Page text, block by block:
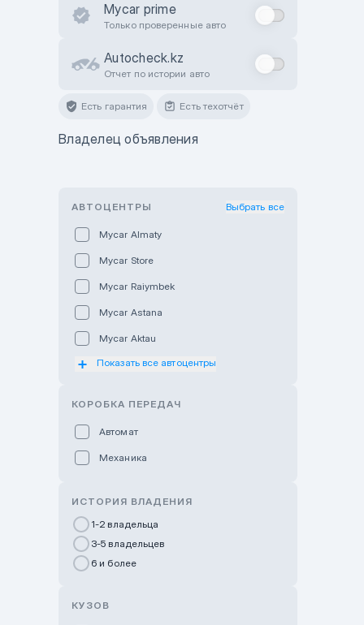
Mycar prime
Только проверенные авто
Autocheck.kz
Отчет по истории авто
Есть гарантия Есть техотчёт
Владелец объявления
АВТОЦЕНТРЫ Выбрать все
Mycar Almaty
Mycar Store
Mycar Raiymbek
Mycar Astana
Mycar Aktau
Mycar Uralsk
GWM Nurly Zhol
Chery Astana
Показать все автоцентры
КОРОБКА ПЕРЕДАЧ
Автомат
Механика
ИСТОРИЯ ВЛАДЕНИЯ
1-2 владельца
3-5 владельцев
6 и более
КУЗОВ